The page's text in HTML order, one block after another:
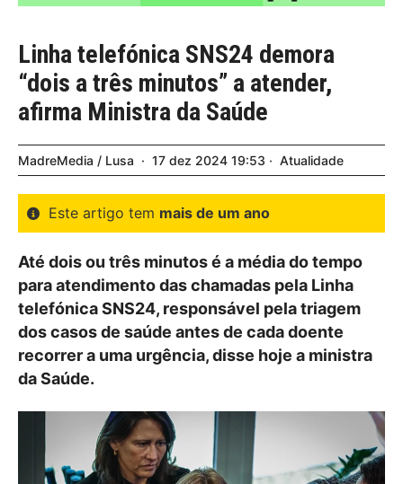
Linha telefónica SNS24 demora
“dois a três minutos” a atender,
afirma Ministra da Saúde
MadreMedia / Lusa 17 dez 2024 19:53 Atualidade
Este artigo tem mais de um ano
Até dois ou três minutos é a média do tempo
para atendimento das chamadas pela Linha
telefónica SNS24, responsável pela triagem
dos casos de saúde antes de cada doente
recorrer a uma urgência, disse hoje a ministra
da Saúde.